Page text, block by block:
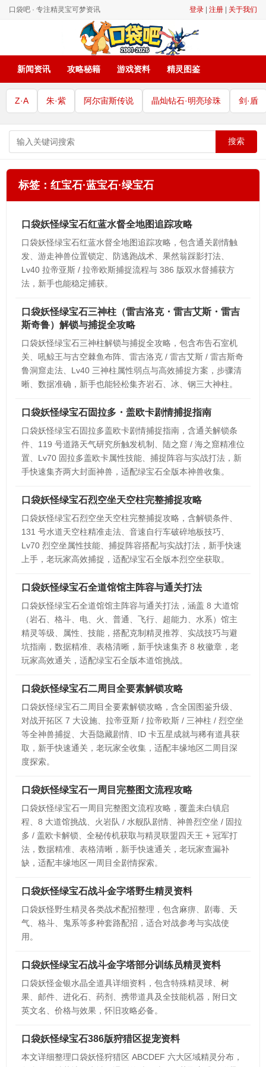
口袋吧 · 专注精灵宝可梦资讯 登录 注册 关于我们
新闻资讯 攻略秘籍 游戏资料 精灵图鉴
Z·A 朱·紫 阿尔宙斯传说 晶灿钻石·明亮珍珠 剑·盾
搜索
标签：红宝石·蓝宝石·绿宝石
口袋妖怪绿宝石红蓝水督全地图追踪攻略
口袋妖怪绿宝石红蓝水督全地图追踪攻略，包含通关剧情触
发、游走神兽位置锁定、防逃跑战术、果然翁踩影打法、
Lv40 拉帝亚斯 / 拉帝欧斯捕捉流程与 386 版双水督捕获方
法，新手也能稳定捕获。
口袋妖怪绿宝石三神柱（雷吉洛克・雷吉艾斯・雷吉
斯奇鲁）解锁与捕捉全攻略
口袋妖怪绿宝石三神柱解锁与捕捉全攻略，包含布告石室机
关、吼鲸王与古空棘鱼布阵、雷吉洛克 / 雷吉艾斯 / 雷吉斯奇
鲁洞窟走法、Lv40 三神柱属性弱点与高效捕捉方案，步骤清
晰、数据准确，新手也能轻松集齐岩石、冰、钢三大神柱。
口袋妖怪绿宝石固拉多・盖欧卡剧情捕捉指南
口袋妖怪绿宝石固拉多盖欧卡剧情捕捉指南，含通关解锁条
件、119 号道路天气研究所触发机制、陆之窟 / 海之窟精准位
置、Lv70 固拉多盖欧卡属性技能、捕捉阵容与实战打法，新
手快速集齐两大封面神兽，适配绿宝石全版本神兽收集。
口袋妖怪绿宝石烈空坐天空柱完整捕捉攻略
口袋妖怪绿宝石烈空坐天空柱完整捕捉攻略，含解锁条件、
131 号水道天空柱精准走法、音速自行车破碎地板技巧、
Lv70 烈空坐属性技能、捕捉阵容搭配与实战打法，新手快速
上手，老玩家高效捕捉，适配绿宝石全版本烈空坐获取。
口袋妖怪绿宝石全道馆馆主阵容与通关打法
口袋妖怪绿宝石全道馆馆主阵容与通关打法，涵盖 8 大道馆
（岩石、格斗、电、火、普通、飞行、超能力、水系）馆主
精灵等级、属性、技能，搭配克制精灵推荐、实战技巧与避
坑指南，数据精准、表格清晰，新手快速集齐 8 枚徽章，老
玩家高效通关，适配绿宝石全版本道馆挑战。
口袋妖怪绿宝石二周目全要素解锁攻略
口袋妖怪绿宝石二周目全要素解锁攻略，含全国图鉴升级、
对战开拓区 7 大设施、拉帝亚斯 / 拉帝欧斯 / 三神柱 / 烈空坐
等全神兽捕捉、大吾隐藏剧情、ID 卡五星成就与稀有道具获
取，新手快速通关，老玩家全收集，适配丰缘地区二周目深
度探索。
口袋妖怪绿宝石一周目完整图文流程攻略
口袋妖怪绿宝石一周目完整图文流程攻略，覆盖未白镇启
程、8 大道馆挑战、火岩队 / 水舰队剧情、神兽烈空坐 / 固拉
多 / 盖欧卡解锁、全秘传机获取与精灵联盟四天王 + 冠军打
法，数据精准、表格清晰，新手快速通关，老玩家查漏补
缺，适配丰缘地区一周目全剧情探索。
口袋妖怪绿宝石战斗金字塔野生精灵资料
口袋妖怪野生精灵各类战术配招整理，包含麻痹、剧毒、天
气、格斗、鬼系等多种套路配招，适合对战参考与实战使
用。
口袋妖怪绿宝石战斗金字塔部分训练员精灵资料
口袋妖怪金银水晶全道具详细资料，包含特殊精灵球、树
果、邮件、进化石、药剂、携带道具及全技能机器，附日文
英文名、价格与效果，怀旧攻略必备。
口袋妖怪绿宝石386版狩猎区捉宠资料
本文详细整理口袋妖怪狩猎区 ABCDEF 六大区域精灵分布，